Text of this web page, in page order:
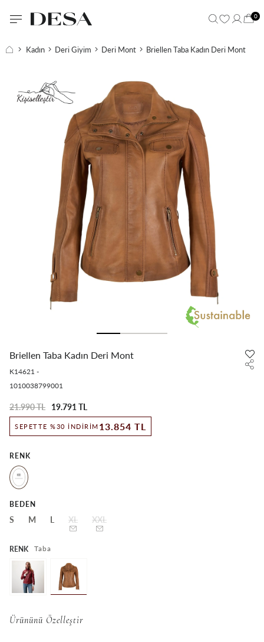
0
Kadın Deri Giyim Deri Mont Briellen Taba Kadın Deri Mont
Briellen Taba Kadın Deri Mont
K14621 -
1010038799001
21.990 TL 19.791 TL
SEPETTE %30 İNDIRIM 13.854 TL
RENK
BEDEN
S M L XL XXL
RENK Taba
Ürününü Özelleştir